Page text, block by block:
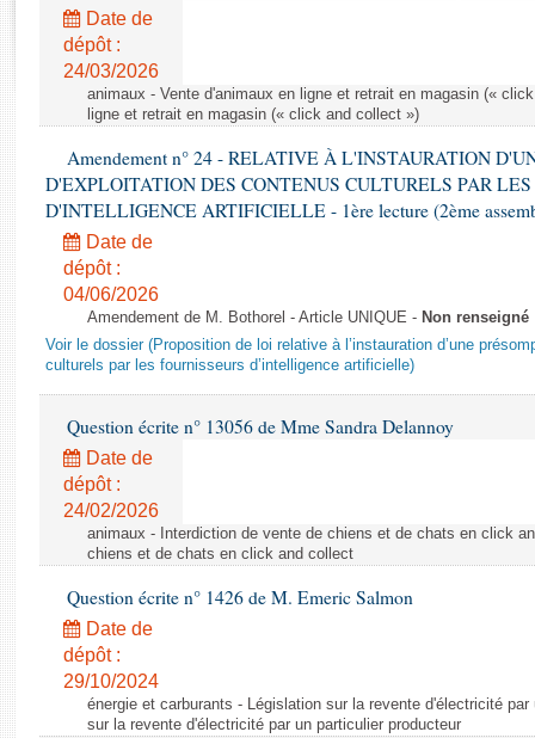
Rapports législatifs
Rapports sur l'application des lois
Baromètre de l’application des lois
Dossiers législatifs
Budget et sécurité sociale
Questions écrites et orales
Comptes rendus des débats
Date de
dépôt :
24/03/2026
animaux - Vente d'animaux en ligne et retrait en magasin («
ligne et retrait en magasin (« click and collect »)
Amendement n° 24 - RELATIVE À L'INSTAURATION
D'EXPLOITATION DES CONTENUS CULTURELS PAR LES
D'INTELLIGENCE ARTIFICIELLE - 1ère lecture (2ème
Date de
dépôt :
04/06/2026
Amendement de M. Bothorel - Article UNIQUE - Non renseigné
Voir le dossier (Proposition de loi relative à l’instauration d’une
culturels par les fournisseurs d’intelligence artificielle)
Question écrite n° 13056 de Mme Sandra Delannoy
Date de
dépôt :
24/02/2026
animaux - Interdiction de vente de chiens et de chats en click
chiens et de chats en click and collect
Question écrite n° 1426 de M. Emeric Salmon
Date de
dépôt :
29/10/2024
énergie et carburants - Législation sur la revente d'électricité
sur la revente d'électricité par un particulier producteur